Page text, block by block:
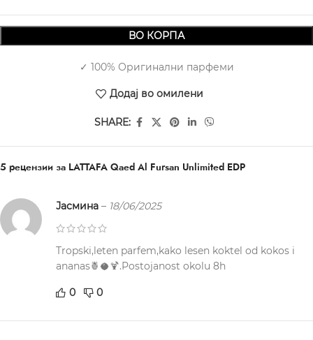
ВО КОРПА
✓ 100% Оригинални парфеми
Додај во омилени
SHARE:
5 рецензии за LATTAFA Qaed Al Fursan Unlimited EDP
Јасмина – 18/06/2025
Tropski,leten parfem,kako lesen koktel od kokos i
ananas🍍🥥🍹.Postojanost okolu 8h
0 0